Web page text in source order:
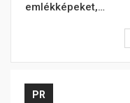
emlékképeket,…
PR